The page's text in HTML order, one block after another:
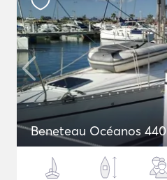
Beneteau Océanos 440